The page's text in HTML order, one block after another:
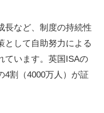
など、制度の持続性
として自助努力による
ています。英国ISAの
4割（4000万人）が証